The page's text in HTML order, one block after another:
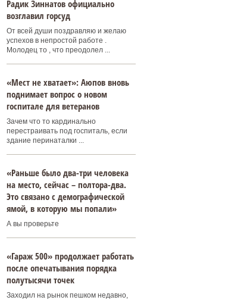
Радик Зиннатов официально
возглавил горсуд
От всей души поздравляю и желаю
успехов в непростой работе .
Молодец то , что преодолел ...
«Мест не хватает»: Аюпов вновь
поднимает вопрос о новом
госпитале для ветеранов
Зачем что то кардинально
перестраивать под госпиталь, если
здание перинаталки ...
«Раньше было два-три человека
на место, сейчас – полтора-два.
Это связано с демографической
ямой, в которую мы попали»
А вы проверьте
«Гараж 500» продолжает работать
после опечатывания порядка
полутысячи точек
Заходил на рынок пешком недавно,